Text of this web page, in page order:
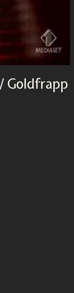
Goldfrapp